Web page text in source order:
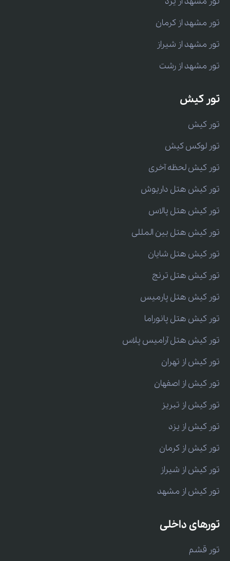
تور مشهد از کرمان
تور مشهد از شیراز
تور مشهد از رشت
تور کیش
تور کیش
تور لوکس کیش
تور کیش لحظه آخری
تور کیش هتل داریوش
تور کیش هتل پالاس
تور کیش هتل بین المللی
تور کیش هتل شایان
تور کیش هتل ترنج
تور کیش هتل پارمیس
تور کیش هتل پانوراما
تور کیش هتل آرامیس پلاس
تور کیش از تهران
تور کیش از اصفهان
تور کیش از تبریز
تور کیش از یزد
تور کیش از کرمان
تور کیش از شیراز
تور کیش از مشهد
تورهای داخلی
تور قشم